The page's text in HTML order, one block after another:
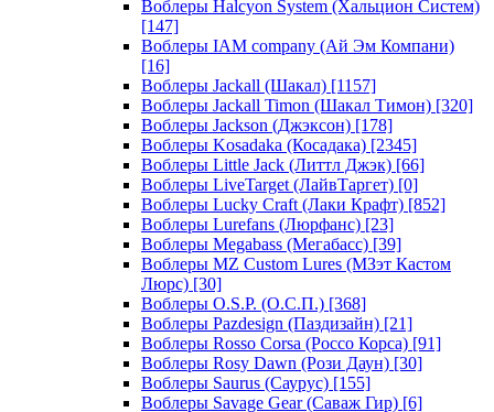
Воблеры Halcyon System (Хальцион Систем)
[147]
Воблеры IAM company (Ай Эм Компани)
[16]
Воблеры Jackall (Шакал) [1157]
Воблеры Jackall Timon (Шакал Тимон) [320]
Воблеры Jackson (Джэксон) [178]
Воблеры Kosadaka (Косадака) [2345]
Воблеры Little Jack (Литтл Джэк) [66]
Воблеры LiveTarget (ЛайвТаргет) [0]
Воблеры Lucky Craft (Лаки Крафт) [852]
Воблеры Lurefans (Люрфанс) [23]
Воблеры Megabass (Мегабасс) [39]
Воблеры MZ Custom Lures (МЗэт Кастом
Люрс) [30]
Воблеры O.S.P. (О.С.П.) [368]
Воблеры Pazdesign (Паздизайн) [21]
Воблеры Rosso Corsa (Россо Корса) [91]
Воблеры Rosy Dawn (Рози Даун) [30]
Воблеры Saurus (Саурус) [155]
Воблеры Savage Gear (Саваж Гир) [6]